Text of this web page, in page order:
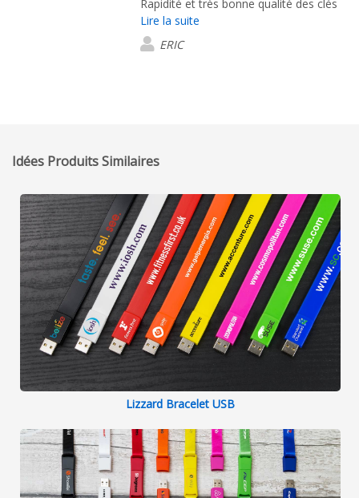
Rapidité et très bonne qualité des clés
USB
Lire la suite
ERIC
Idées Produits Similaires
Lizzard Bracelet USB